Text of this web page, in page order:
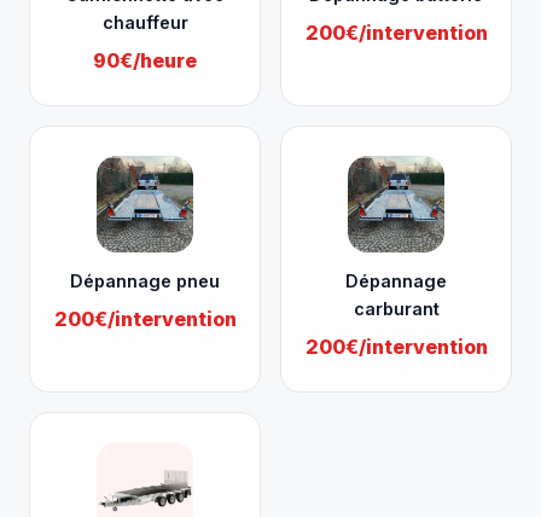
chauffeur
90€/heure
200€/intervention
Dépannage pneu
200€/intervention
Dépannage
carburant
200€/intervention